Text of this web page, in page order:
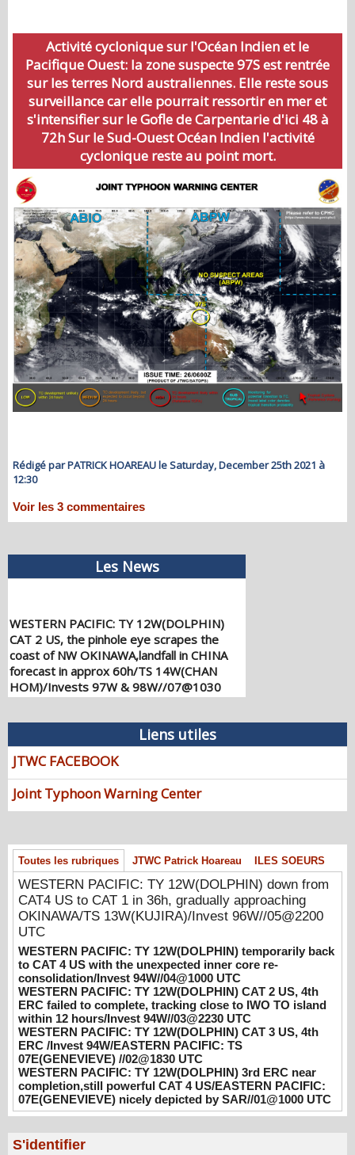
Activité cyclonique sur l'Océan Indien et le
Pacifique Ouest: la zone suspecte 97S est rentrée
sur les terres Nord australiennes. Elle reste sous
surveillance car elle pourrait ressortir en mer et
s'intensifier sur le Gofle de Carpentarie d'ici 48 à
72h Sur le Sud-Ouest Océan Indien l'activité
cyclonique reste au point mort.
Rédigé par PATRICK HOAREAU le Saturday, December 25th 2021 à
12:30
Voir les 3 commentaires
Les News
CAT 2 US, the pinhole eye scrapes the
coast of NW OKINAWA,landfall in CHINA
forecast in approx 60h/TS 14W(CHAN
HOM)/Invests 97W & 98W//07@1030
UTC
WESTERN PACIFIC: TY 12W(DOLPHIN)
down from CAT4 US to CAT 1 in 36h,
gradually approaching OKINAWA/TS
13W(KUJIRA)/Invest 96W//05@2200 UTC
08/06/2026 -PATRICK HOAREAU
temporarily back to CAT 4 US with the
unexpected inner core re-
consolidation/Invest 94W//04@1000 UTC
08/04/2026 -PATRICK HOAREAU
WESTERN PACIFIC: TY 12W(DOLPHIN)
CAT 2 US, 4th ERC failed to complete,
tracking close to IWO TO island within 12
hours/Invest 94W//03@2230 UTC
08/04/2026 -PATRICK HOAREAU
WESTERN PACIFIC: TY 12W(DOLPHIN)
CAT 3 US, 4th ERC /Invest 94W/EASTERN
PACIFIC: TS 07E(GENEVIEVE) //02@1830
UTC
08/02/2026 -PATRICK HOAREAU
WESTERN PACIFIC: TY 12W(DOLPHIN)
3rd ERC near completion,still powerful CAT
4 US/EASTERN PACIFIC: 07E(GENEVIEVE)
nicely depicted by SAR//01@1000 UTC
Liens utiles
JTWC FACEBOOK
Joint Typhoon Warning Center
Toutes les rubriques JTWC Patrick Hoareau ILES SOEURS
WESTERN PACIFIC: TY 12W(DOLPHIN) down from
CAT4 US to CAT 1 in 36h, gradually approaching
OKINAWA/TS 13W(KUJIRA)/Invest 96W//05@2200
UTC
WESTERN PACIFIC: TY 12W(DOLPHIN) temporarily back
to CAT 4 US with the unexpected inner core re-
consolidation/Invest 94W//04@1000 UTC
WESTERN PACIFIC: TY 12W(DOLPHIN) CAT 2 US, 4th
ERC failed to complete, tracking close to IWO TO island
within 12 hours/Invest 94W//03@2230 UTC
WESTERN PACIFIC: TY 12W(DOLPHIN) CAT 3 US, 4th
ERC /Invest 94W/EASTERN PACIFIC: TS
07E(GENEVIEVE) //02@1830 UTC
WESTERN PACIFIC: TY 12W(DOLPHIN) 3rd ERC near
completion,still powerful CAT 4 US/EASTERN PACIFIC:
07E(GENEVIEVE) nicely depicted by SAR//01@1000 UTC
S'identifier